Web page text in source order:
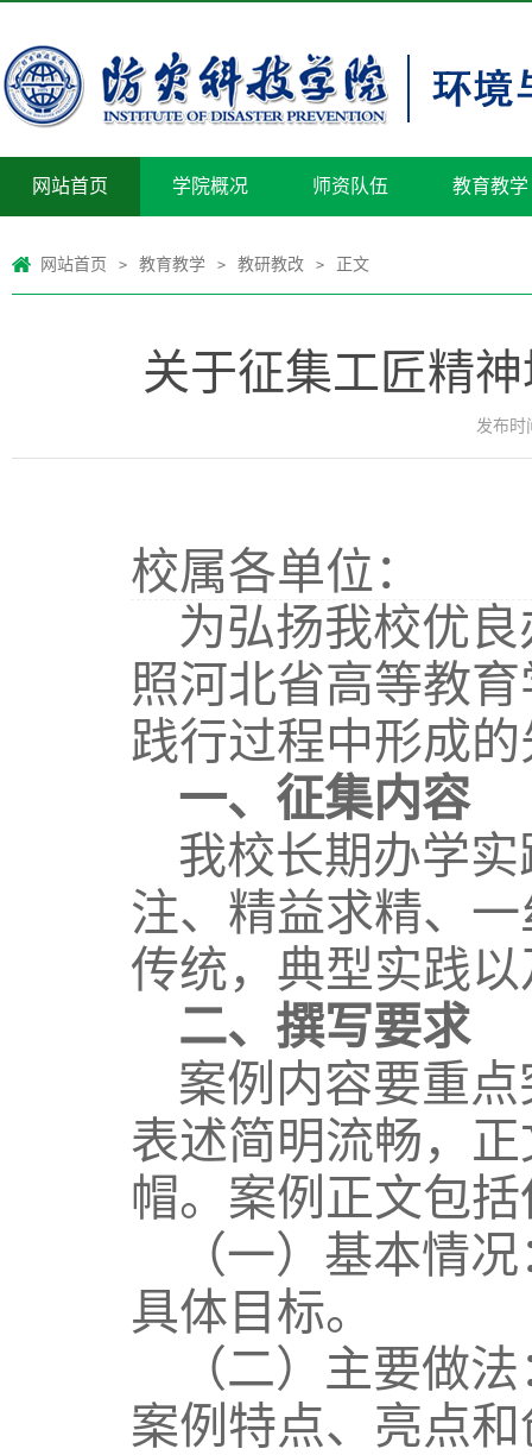
网站首页 学院概况 师资队伍 教育教学
网站首页 > 教育教学 > 教研教改 > 正文
关于征集工匠精
发布时
校属各单位：
为弘扬我校优
照河北省高等教
践行过程中形成
一、征集内容
我校长期办学
注、精益求精、
传统，典型实践
二、撰写要求
案例内容要重
表述简明流畅，
帽。案例正文包
（一）基本情
具体目标。
（二）主要做
案例特点、亮点